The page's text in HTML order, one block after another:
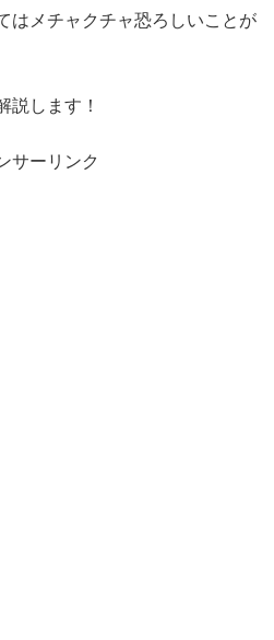
はメチャクチャ恐ろしいことが
説します！
サーリンク